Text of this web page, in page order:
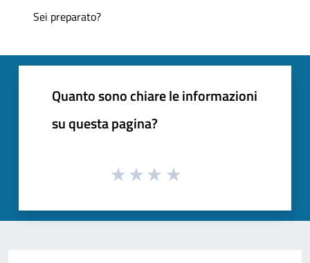
Sei preparato?
Quanto sono chiare le informazioni
su questa pagina?